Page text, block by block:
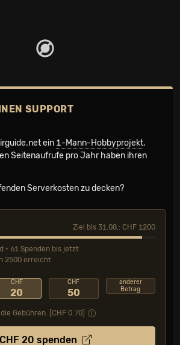
SUPPORT
ein 1-Mann-Hobbyprojekt.
Seiten­aufrufe pro Jahr haben ihren
Serverkosten zu decken?
Ziel bis 31.08.: CHF 1200
• 61 Spenden bis jetzt
2500 erreicht
CHF
20
CHF
50
anderer
Betrag
Gebühren. [CHF 0.70
CHF 20 spenden